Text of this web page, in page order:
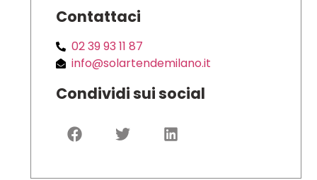
Contattaci
02 39 93 11 87
info@solartendemilano.it
Condividi sui social